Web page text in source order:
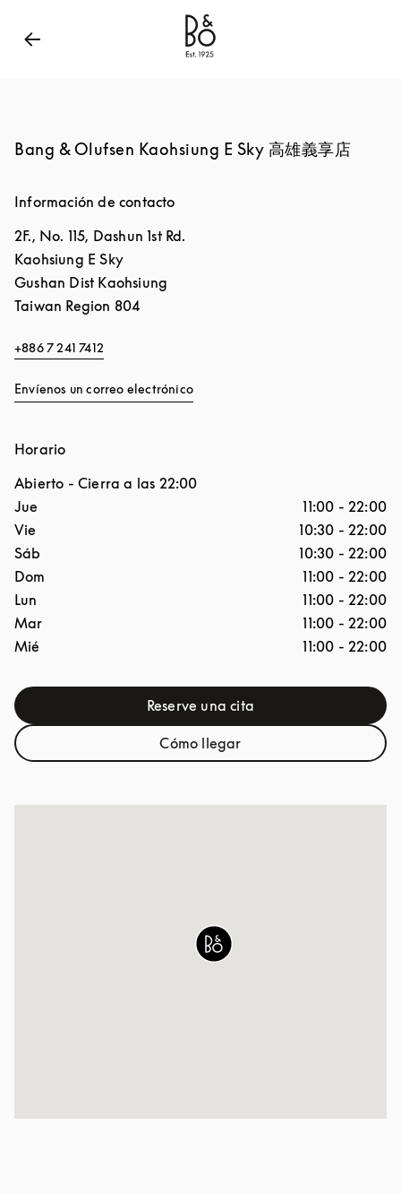
Bang & Olufsen - Exist to create
Bang & Olufsen Kaohsiung E Sky 高雄義享店
Información de contacto
2F., No. 115, Dashun 1st Rd.
Kaohsiung E Sky
Gushan Dist Kaohsiung
Taiwan Region 804
+886 7 241 7412
Envíenos un correo electrónico
Horario
Abierto - Cierra a las 22:00
Día de la semana
Jue 11:00 - 22:00
Vie
10:30 - 22:00
Sáb
10:30 - 22:00
Dom
11:00 - 22:00
Lun
11:00 - 22:00
Mar
11:00 - 22:00
Mié
11:00 - 22:00
Reserve una citaLink Opens in New Tab
Cómo llegarLink Opens in New Tab